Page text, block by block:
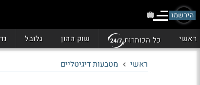
הירשמו
ראשי כל הכותרות שוק ההון גלובל
ראשי מטבעות דיגיטליים